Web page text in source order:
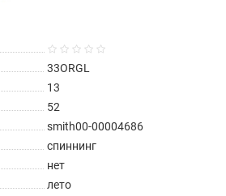
33ORGL
13
52
smith00-00004686
спиннинг
нет
лето